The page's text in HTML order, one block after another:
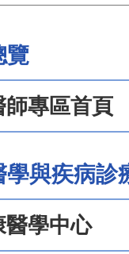
覽
師專區首頁
學與疾病診
醫學中心